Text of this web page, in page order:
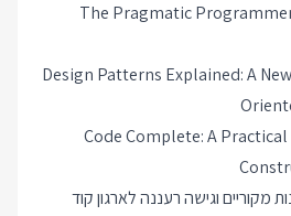
The Pragmatic
Design Patterns Explained: A
Code Complete: A
מקוריים וגישה רעננה לארגון קוד